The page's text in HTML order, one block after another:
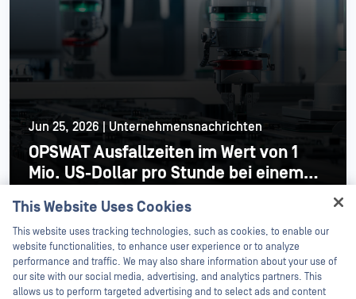
Jun 25, 2026 | Unternehmensnachrichten
OPSWAT Ausfallzeiten im Wert von 1
Mio. US-Dollar pro Stunde bei einem
Mehr lesen
This Website Uses Cookies
This website uses tracking technologies, such as cookies, to enable our
website functionalities, to enhance user experience or to analyze
performance and traffic. We may also share information about your use of
our site with our social media, advertising, and analytics partners. This
allows us to perform targeted advertising and to select ads and content
Hey there!
I'm Ozzy, your OPSWAT virtual assistant.
How can I help you secure what's critical
today?